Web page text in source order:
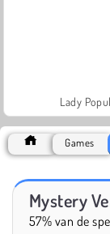
Lady
Games
Mystery
57% van de